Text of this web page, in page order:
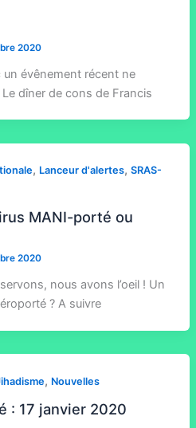
2020
évênement récent ne
dîner de cons de Francis
, Lanceur d'alertes, SRAS-
MANI-porté ou
2020
nous avons l’oeil ! Un
? A suivre
, Nouvelles
: 17 janvier 2020